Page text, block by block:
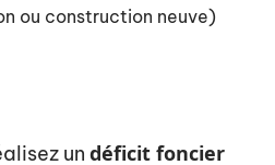
ou construction neuve)
un déficit foncier